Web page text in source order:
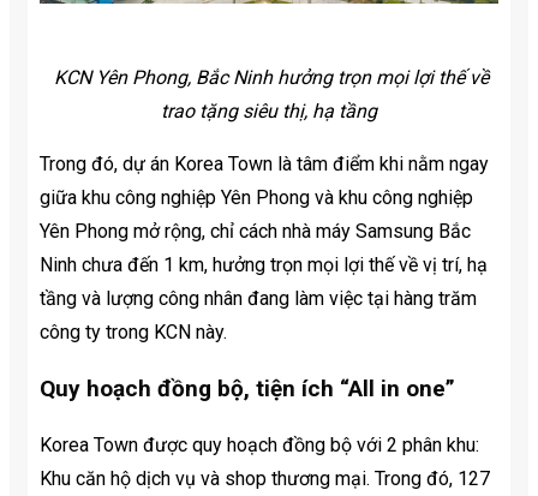
KCN Yên Phong, Bắc Ninh hưởng trọn mọi lợi thế về
trao tặng siêu thị, hạ tầng
Trong đó, dự án Korea Town là tâm điểm khi nằm ngay
giữa khu công nghiệp Yên Phong và khu công nghiệp
Yên Phong mở rộng, chỉ cách nhà máy Samsung Bắc
Ninh chưa đến 1 km, hưởng trọn mọi lợi thế về vị trí, hạ
tầng và lượng công nhân đang làm việc tại hàng trăm
công ty trong KCN này.
Quy hoạch đồng bộ, tiện ích “All in one”
Korea Town được quy hoạch đồng bộ với 2 phân khu:
Khu căn hộ dịch vụ và shop thương mại. Trong đó, 127